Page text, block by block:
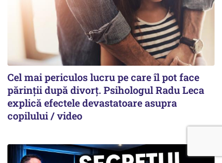
Cel mai periculos lucru pe care îl pot face
părinții după divorț. Psihologul Radu Leca
explică efectele devastatoare asupra
copilului / video